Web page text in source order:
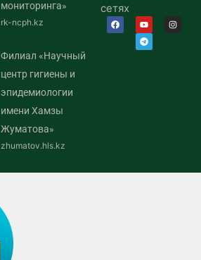
мониторинга»
rk-ncph.kz
Филиал «Научный
центр гигиены и
эпидемиологии
имени Хамзы
Жуматова»
zhumatov.hls.kz
сетях